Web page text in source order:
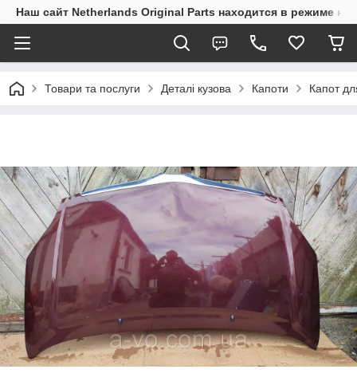
Наш сайт Netherlands Original Parts находится в режиме
Товари та послуги Деталі кузова Капоти Капот